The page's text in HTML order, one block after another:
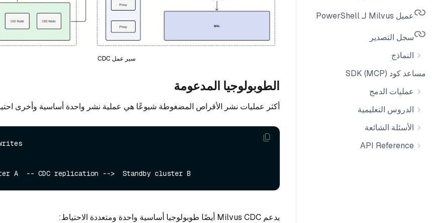
عميل Milvus لـ PowerShell
سجل التصدير
النماذج
مساعد كود SDK (MCP)
عمليات الدمج
الدروس التعليمية
الأسئلة الشائعة
API Reference
سير عمل CDC
الطوبولوجيا المدعومة
أكثر عمليات نشر الأقراص المضغوطة شيوعًا هي عملية نشر واحدة أساسية وأخرى
يدعم Milvus CDC أيضًا طوبولوجيا أساسية واحدة ومتعددة الاحتياط: